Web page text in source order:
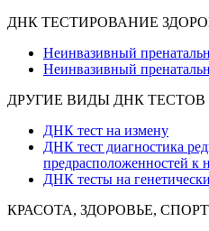
ДНК ТЕСТИРОВАНИЕ
Неинвазивный
Неинвазивный
ДРУГИЕ ВИДЫ ДНК ТЕСТОВ
ДНК тест на измену
ДНК тест диагностика
предрасположенностей к
ДНК тесты на
КРАСОТА, ЗДОРОВЬЕ, СПОРТ